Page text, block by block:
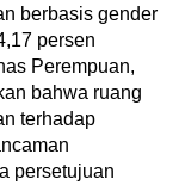
berbasis gender
persen
Perempuan,
bahwa ruang
terhadap
persetujuan